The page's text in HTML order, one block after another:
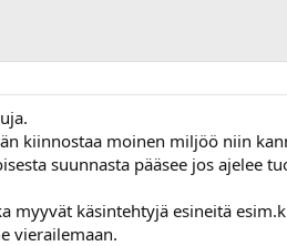
kiinnostaa moinen miljöö niin
suunnasta pääsee jos ajelee
myyvät käsintehtyjä esineitä
vierailemaan.